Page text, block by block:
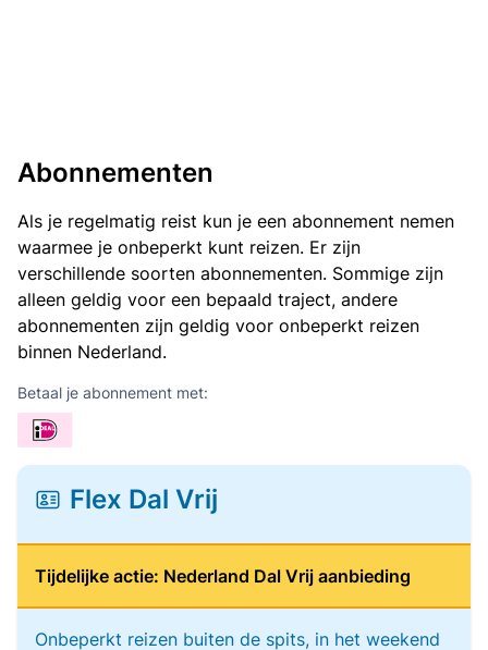
Abonnementen
Als je regelmatig reist kun je een abonnement nemen
waarmee je onbeperkt kunt reizen. Er zijn
verschillende soorten abonnementen. Sommige zijn
alleen geldig voor een bepaald traject, andere
abonnementen zijn geldig voor onbeperkt reizen
binnen Nederland.
Betaal je abonnement met:
Flex Dal Vrij
Tijdelijke actie: Nederland Dal Vrij aanbieding
Onbeperkt reizen buiten de spits, in het weekend